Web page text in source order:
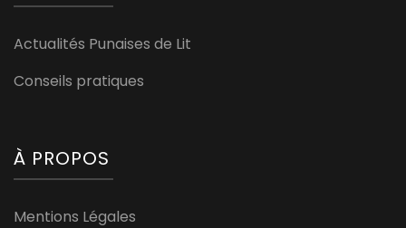
Actualités Punaises de Lit
Conseils pratiques
À PROPOS
Mentions Légales